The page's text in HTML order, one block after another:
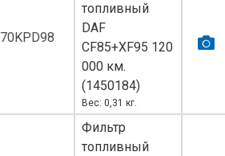
топливный
DAF
СF85+XF95 120
000 км.
(1450184)
Вес: 0,31 кг.
Фильтр
топливный